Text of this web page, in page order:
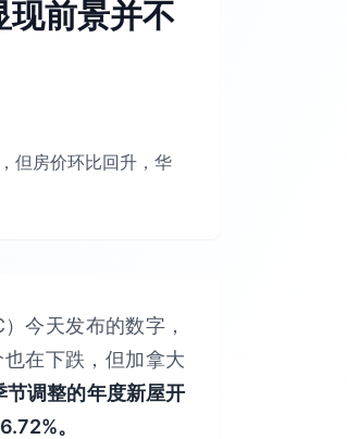
现前景并不
但房价环比回升，华
今天发布的数字，
在下跌，但加拿大
节调整的年度新屋开
。